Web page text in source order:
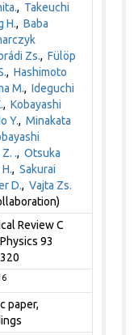
, Takeuchi
H.,Baba
Zs.,Fülöp
,Hashimoto
M.,Ideguchi
,Kobayashi
Y.,Minakata
Z. .,Otsuka
,Sakurai
D.,Vajta Zs.
Review C
93
paper,